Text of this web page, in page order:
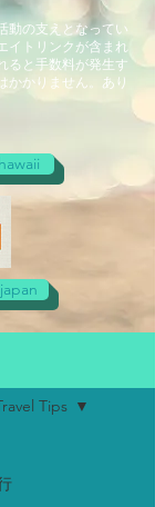
動の支えとなってい
イトリンクが含まれ
ると手数料が発生す
かかりません。あり
Tips